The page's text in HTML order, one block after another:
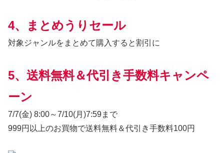
4、まとめうりセール
対象ジャンルをまとめて購入すると割引に
5、送料無料＆代引き手数料キャンペ
ーン
7/7(金) 8:00～7/10(月)7:59まで
999円以上のお買物で送料無料＆代引き手数料100円